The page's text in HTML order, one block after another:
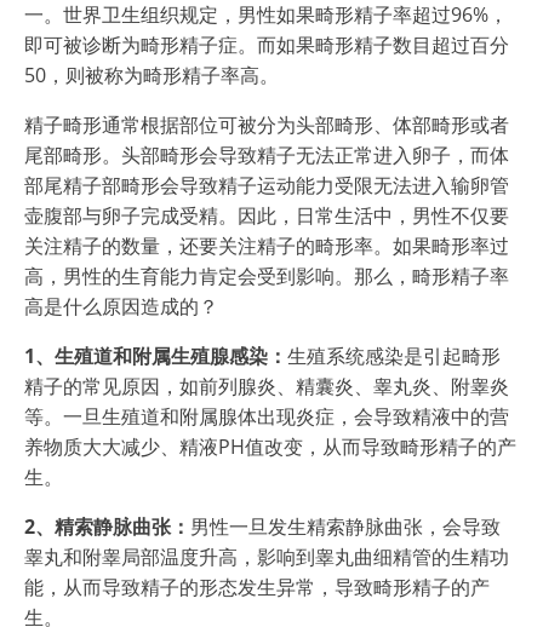
一。世界卫生组织规定，男性如果畸形精子率超过96%，
即可被诊断为畸形精子症。而如果畸形精子数目超过百分
50，则被称为畸形精子率高。
精子畸形通常根据部位可被分为头部畸形、体部畸形或者
尾部畸形。头部畸形会导致精子无法正常进入卵子，而体
部尾精子部畸形会导致精子运动能力受限无法进入输卵管
壶腹部与卵子完成受精。因此，日常生活中，男性不仅要
关注精子的数量，还要关注精子的畸形率。如果畸形率过
高，男性的生育能力肯定会受到影响。那么，畸形精子率
高是什么原因造成的？
1、生殖道和附属生殖腺感染： 生殖系统感染是引起畸形
精子的常见原因，如前列腺炎、精囊炎、睾丸炎、附睾炎
等。一旦生殖道和附属腺体出现炎症，会导致精液中的营
养物质大大减少、精液PH值改变，从而导致畸形精子的产
生。
2、精索静脉曲张： 男性一旦发生精索静脉曲张，会导致
睾丸和附睾局部温度升高，影响到睾丸曲细精管的生精功
能，从而导致精子的形态发生异常，导致畸形精子的产
生。